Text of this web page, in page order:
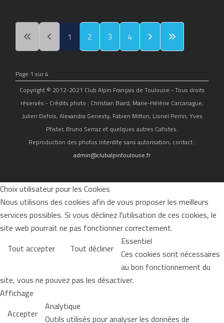
1 2 3 4
Page 1 sur 4
Copyright © 2012-2021 Club Alpin Français de Toulouse - Tous droits
réservés - Crédits photo : Christian Biard, Marie-Hélène Carcanague,
Julien Defois, Alexandra Genesty, Fabien Mitton, Lionel Perrin, Yves
Pfister, Bruno Serraz et quelques autres Cafistes.
Reproduction des photos interdite sans autorisation, contact :
admin@clubalpintoulouse.fr
Choix utilisateur pour les Cookies
Nous utilisons des cookies afin de vous proposer les meilleurs
services possibles. Si vous déclinez l'utilisation de ces cookies, le
site web pourrait ne pas fonctionner correctement.
Tout accepter
Tout décliner Essentiel
Ces cookies sont nécessaires
au bon fonctionnement du
site, vous ne pouvez pas les désactiver.
Affichage
Accepter Analytique
Outils utilisés pour analyser les données de